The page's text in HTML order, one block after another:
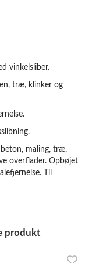
vinkelsliber.
træ, klinker og
maling, træ,
overflader. Opbøjet
Til
produkt